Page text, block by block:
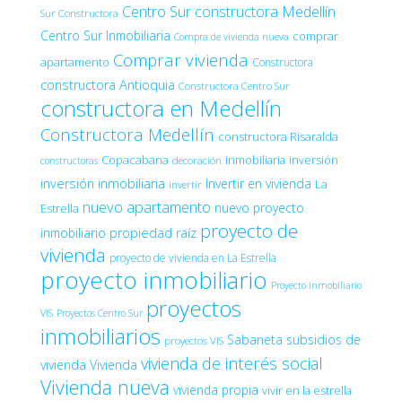
Sur Constructora Centro Sur constructora Medellín
Centro Sur Inmobiliaria Compra de vivienda nueva comprar
apartamento Comprar vivienda Constructora
constructora Antioquia Constructora Centro Sur
constructora en Medellín
Constructora Medellín constructora Risaralda
constructoras Copacabana decoración inmobiliaria inversión
inversión inmobiliaria invertir Invertir en vivienda La
Estrella nuevo apartamento nuevo proyecto
inmobiliario propiedad raíz proyecto de
vivienda proyecto de vivienda en La Estrella
proyecto inmobiliario Proyecto inmobiliario
VIS Proyectos Centro Sur proyectos
inmobiliarios proyectos VIS Sabaneta subsidios de
vivienda Vivienda vivienda de interés social
Vivienda nueva vivienda propia vivir en la estrella